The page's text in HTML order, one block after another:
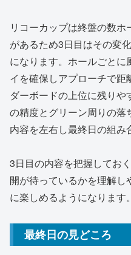
リコーカップは終盤の数
があるため3日目はその変
になります。ホールごとに
イを確保しアプローチで
ダーボードの上位に残りや
の精度とグリーン周りの落
内容を左右し最終日の組み
3日目の内容を把握してお
開が待っているかを理解
に楽しめるようになります。
最終日の見どころ